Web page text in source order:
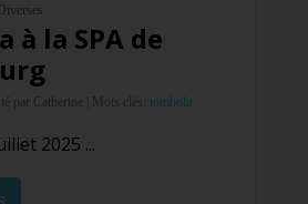
à la SPA de
par Catherine | Mots clés: tombola
2025 ...